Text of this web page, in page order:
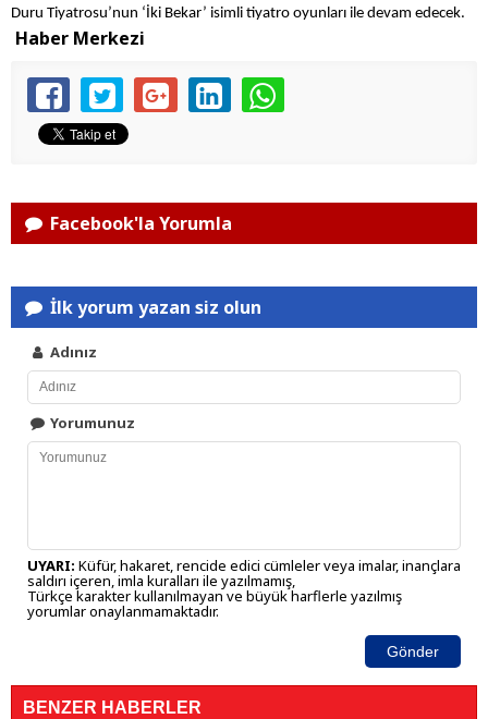
Duru Tiyatrosu’nun ‘İki Bekar’ isimli tiyatro oyunları ile devam edecek.
Haber Merkezi
Facebook'la Yorumla
İlk yorum yazan siz olun
Adınız
Yorumunuz
UYARI: Küfür, hakaret, rencide edici cümleler veya imalar, inançlara
saldırı içeren, imla kuralları ile yazılmamış,
Türkçe karakter kullanılmayan ve büyük harflerle yazılmış
yorumlar onaylanmamaktadır.
Gönder
BENZER HABERLER